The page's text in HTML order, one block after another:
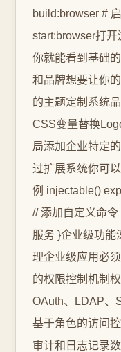
build:browser #
start:browser打
你就能看到基础
和品牌想要让你
的主题定制系统
CSS变量替换
局添加企业特定
过扩展系统你可
例 injectable()
// 添加自定义命
服务 }企业级功能
理企业级应用必
的权限控制机制
OAuth、LDAP、
基于角色的访问
审计和日志记录